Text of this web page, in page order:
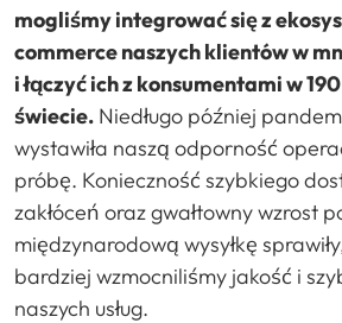
mogliśmy integrować się z
commerce naszych klientów w
i łączyć ich z konsumentami w
świecie. Niedługo później
wystawiła naszą odporność
próbę. Konieczność szybkiego
zakłóceń oraz gwałtowny wzrost
międzynarodową wysyłkę
bardziej wzmocniliśmy jakość i
naszych usług.